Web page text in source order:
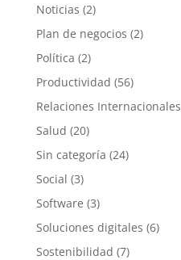
Noticias (2)
Plan de negocios (2)
Política (2)
Productividad (56)
Relaciones Internacionales
Salud (20)
Sin categoría (24)
Social (3)
Software (3)
Soluciones digitales (6)
Sostenibilidad (7)